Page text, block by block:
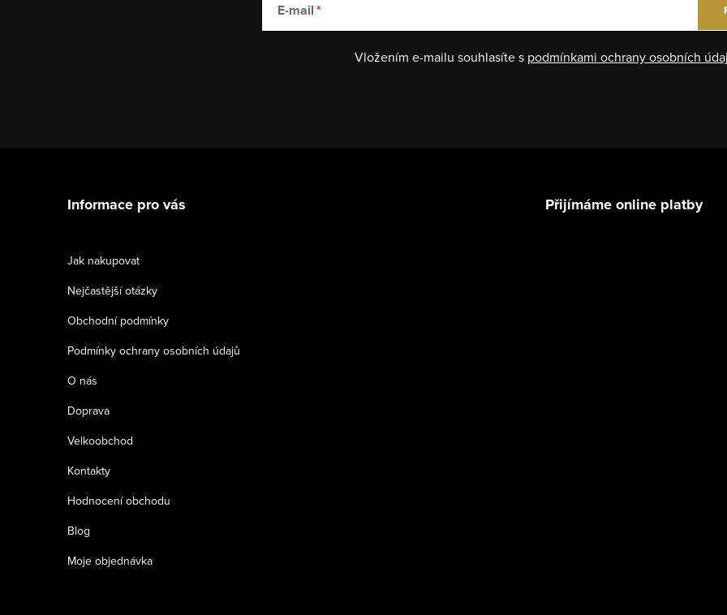
E-mail
Vložením e-mailu souhlasíte s podmínkami ochrany osobních
Informace pro vás
Jak nakupovat
Nejčastější otázky
Obchodní podmínky
Podmínky ochrany osobních údajů
O nás
Doprava
Velkoobchod
Kontakty
Hodnocení obchodu
Blog
Moje objednávka
Přijímáme online platby